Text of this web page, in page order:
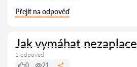
Přejít na odpověď
Jak vymáhat
1 odpověď
0
21